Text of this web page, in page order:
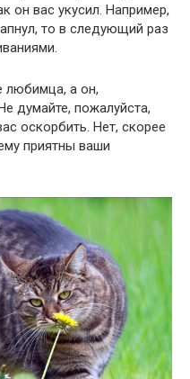
он вас укусил. Например,
то в следующий раз
любимца, а он,
думайте, пожалуйста,
оскорбить. Нет, скорее
приятны ваши